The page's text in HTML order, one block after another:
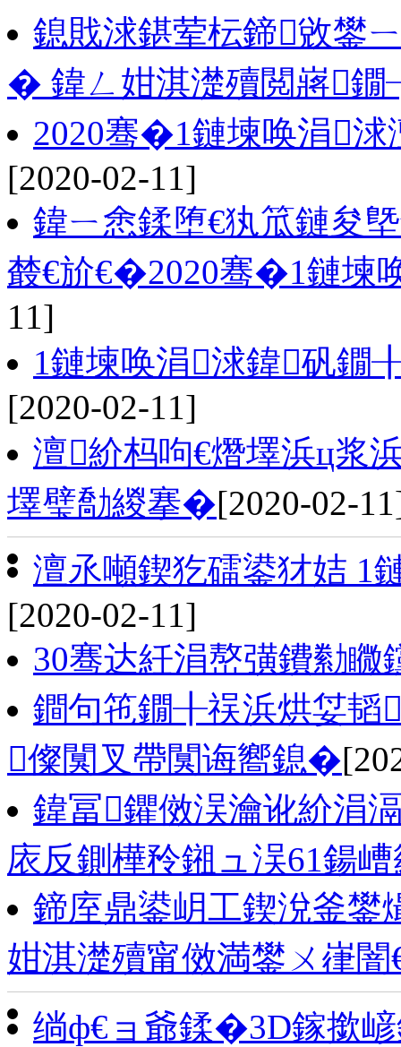
鎴戝浗鍖荤枟鍗敓鐢
� 鍏ㄥ姏淇濋殰閲嶈
2020骞�1鏈堜唤涓浗
[2020-02-11]
鍏ㄧ悆鍒堕€犱笟鏈夋
樷€斺€�2020骞�1鏈堜
11]
1鏈堜唤涓浗鍏矾
[2020-02-11]
澶紒杩呴€熸墿浜ц浆
墿璧勪緵搴�[2020-02-
澶氶噸鍥犵礌鍙犲姞 1
[2020-02-11]
30骞达紝涓嶅彉鐨勬矀
鐧句竾鐗╂祦浜烘姇韬
儏闃叉帶闃诲嚮鎴�
鍏冨鑺傚洖瀹讹紒涓
庡反鍘樺矝鎺ュ洖61鍚
鍗庢鼎鍙岄工鍥涗釜鐢
姏淇濋殰甯傚満鐢ㄨ嵂
绱ф€ョ爺鍒�3D鎵撳